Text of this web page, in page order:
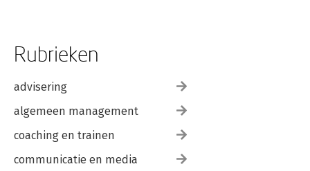
Rubrieken
advisering
algemeen management
coaching en trainen
communicatie en media